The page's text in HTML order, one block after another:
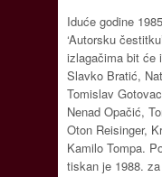
Iduće godine
‘Autorsku
izlagačima bit će
Slavko Bratić,
Tomislav
Nenad Opačić,
Oton Reisinger,
Kamilo Tompa.
tiskan je 1988.